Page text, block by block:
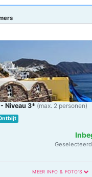
Niveau 3* (max. 2 personen)
MEER INFO & FOTO'S